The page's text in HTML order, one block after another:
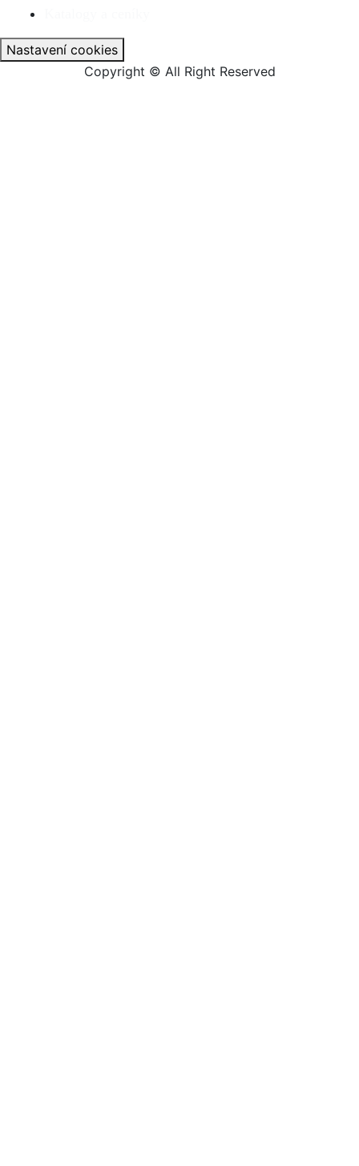
Nastavení cookies
Copyright © All Right Reserved